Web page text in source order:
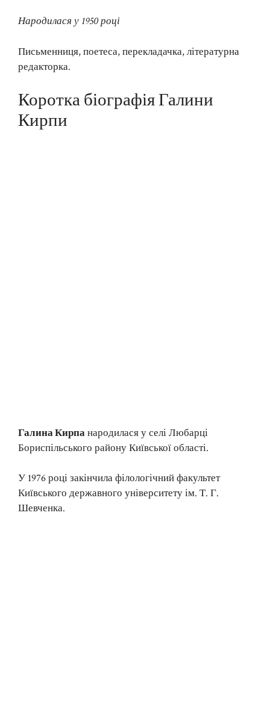
Народилася у 1950 році
Письменниця, поетеса, перекладачка, літературна
редакторка.
Коротка біографія Галини
Кирпи
Галина Кирпанародилася у селі Любарці
Бориспільського району Київської області.
У 1976 році закінчила філологічний факультет
Київського державного університету ім. Т. Г.
Шевченка.